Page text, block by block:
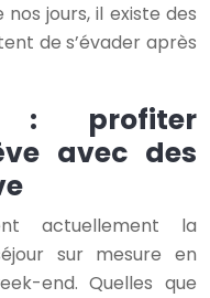
jours, il existe des
de s’évader après
: profiter
avec des
actuellement la
sur mesure en
end. Quelles que